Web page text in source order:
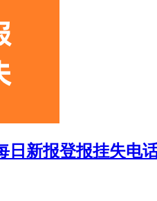
日新报登报挂失电